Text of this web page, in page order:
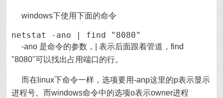
windows下使用下面的命令
netstat -ano | find "8080"
-ano 是命令的参数，| 表示后面跟着管道，find
"8080"可以找出占用端口的行。
而在linux下命令一样，选项要用-anp这里的p表示显示
进程号。而windows命令中的选项o表示owner进程